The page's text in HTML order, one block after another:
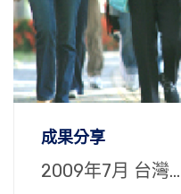
成果分享
2009年7月 台灣...